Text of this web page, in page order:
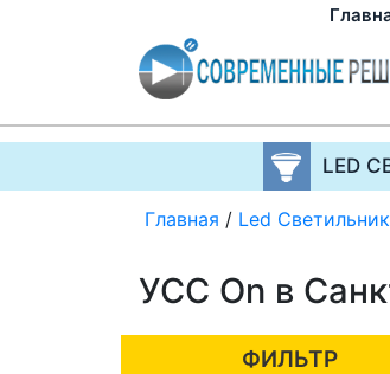
LED
Главная / Led
УСС On в
ФИЛЬТР